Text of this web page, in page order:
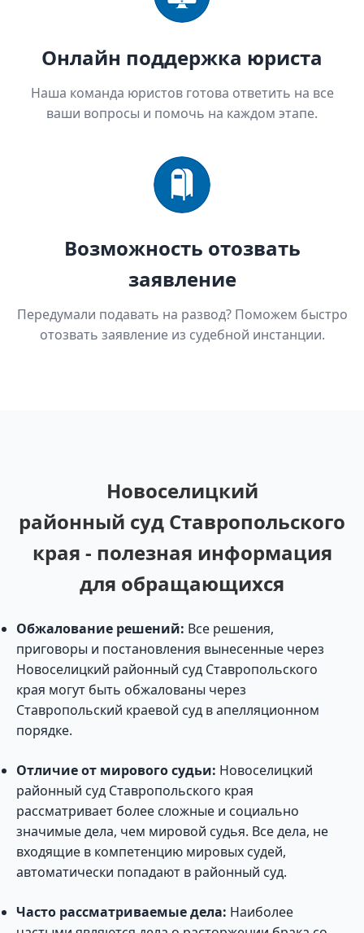
Онлайн поддержка юриста
Наша команда юристов готова ответить на все
ваши вопросы и помочь на каждом этапе.
Возможность отозвать
заявление
Передумали подавать на развод? Поможем быстро
отозвать заявление из судебной инстанции.
Новоселицкий
районный суд Ставропольского
края - полезная информация
для обращающихся
Обжалование решений: Все решения,
приговоры и постановления вынесенные через
Новоселицкий районный суд Ставропольского
края могут быть обжалованы через
Ставропольский краевой суд в апелляционном
порядке.
Отличие от мирового судьи: Новоселицкий
районный суд Ставропольского края
рассматривает более сложные и социально
значимые дела, чем мировой судья. Все дела, не
входящие в компетенцию мировых судей,
автоматически попадают в районный суд.
Часто рассматриваемые дела: Наиболее